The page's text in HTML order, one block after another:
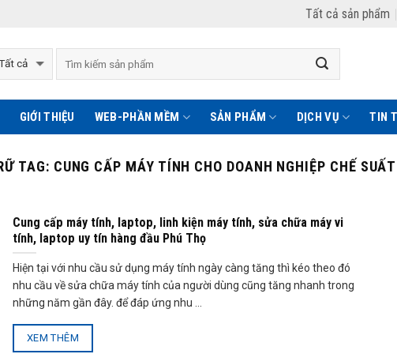
Tất cả sản phẩm
GIỚI THIỆU WEB-PHẦN MỀM SẢN PHẨM DỊCH VỤ TIN
TAG: CUNG CẤP MÁY TÍNH CHO DOANH NGHIỆP CHẾ SUẤT
Cung cấp máy tính, laptop, linh kiện máy tính, sửa chữa máy vi
tính, laptop uy tín hàng đầu Phú Thọ
Hiện tại với nhu cầu sử dụng máy tính ngày càng tăng thì kéo theo đó
nhu cầu về sửa chữa máy tính của người dùng cũng tăng nhanh trong
những năm gần đây. để đáp ứng nhu ...
XEM THÊM